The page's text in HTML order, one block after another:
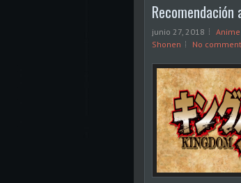
Recomendación
junio 27, 2018
Shonen
No